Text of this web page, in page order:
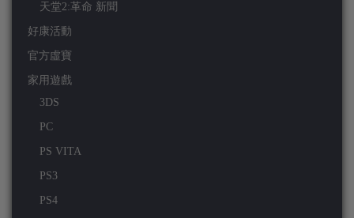
天堂2:革命 新聞
好康活動
官方虛寶
家用遊戲
3DS
PC
PS VITA
PS3
PS4